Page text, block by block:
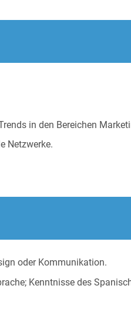
in den Bereichen
Netzwerke.
oder Kommunikation.
Kenntnisse des